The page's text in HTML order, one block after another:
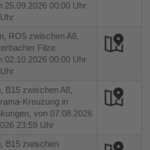
25.09.2026 00:00 Uhr
RO5 zwischen A8,
Filze
02.10.2026 00:00 Uhr
B15 zwischen A8,
Kreuzung in
von 07.08.2026
23:59 Uhr
B15 zwischen